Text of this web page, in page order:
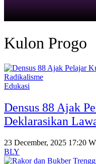
Kulon Progo
Edukasi
Densus 88 Ajak
Deklarasikan
23 December, 2025 17:20
BLY